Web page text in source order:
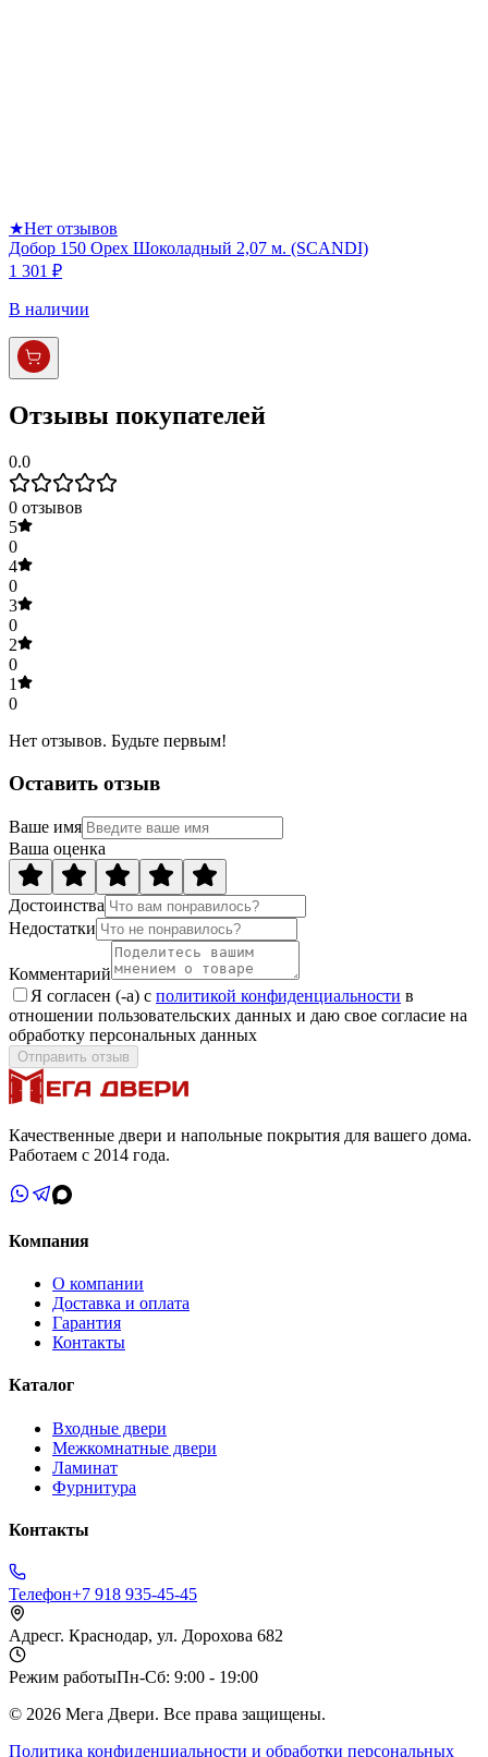
★Нет отзывов
Добор 150 Орех Шоколадный 2,07 м. (SCANDI)
1 301 ₽
В наличии
Отзывы покупателей
0.0
0 отзывов
5
0
4
0
3
0
2
0
1
0
Нет отзывов. Будьте первым!
Оставить отзыв
Ваше имя
Ваша оценка
Достоинства
Недостатки
Комментарий
Я согласен (-а) с политикой конфиденциальности в
отношении пользовательских данных и даю свое согласие на
обработку персональных данных
Отправить отзыв
Качественные двери и напольные покрытия для вашего дома.
Работаем с 2014 года.
Компания
О компании
Доставка и оплата
Гарантия
Контакты
Каталог
Входные двери
Межкомнатные двери
Ламинат
Фурнитура
Контакты
Телефон+7 918 935-45-45
Адресг. Краснодар, ул. Дорохова 682
Режим работыПн-Сб: 9:00 - 19:00
© 2026 Мега Двери. Все права защищены.
Политика конфиденциальности и обработки персональных